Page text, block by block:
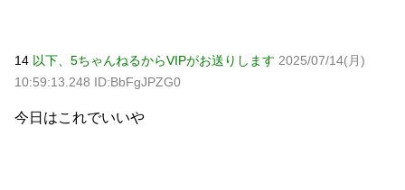
14 以下、5ちゃんねるからVIPがお送りします 2025/07/14(月)
10:59:13.248 ID:BbFgJPZG0
今日はこれでいいや